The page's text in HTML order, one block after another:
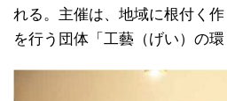
れる。主催は、地域に根付く
を行う団体「工藝（げい）の環